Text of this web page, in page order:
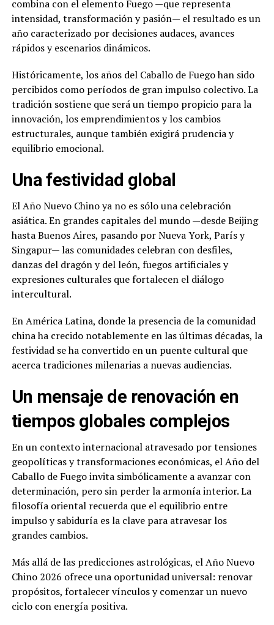
combina con el elemento Fuego —que representa
intensidad, transformación y pasión— el resultado es un
año caracterizado por decisiones audaces, avances
rápidos y escenarios dinámicos.
Históricamente, los años del Caballo de Fuego han sido
percibidos como períodos de gran impulso colectivo. La
tradición sostiene que será un tiempo propicio para la
innovación, los emprendimientos y los cambios
estructurales, aunque también exigirá prudencia y
equilibrio emocional.
Una festividad global
El Año Nuevo Chino ya no es sólo una celebración
asiática. En grandes capitales del mundo —desde Beijing
hasta Buenos Aires, pasando por Nueva York, París y
Singapur— las comunidades celebran con desfiles,
danzas del dragón y del león, fuegos artificiales y
expresiones culturales que fortalecen el diálogo
intercultural.
En América Latina, donde la presencia de la comunidad
china ha crecido notablemente en las últimas décadas, la
festividad se ha convertido en un puente cultural que
acerca tradiciones milenarias a nuevas audiencias.
Un mensaje de renovación en
tiempos globales complejos
En un contexto internacional atravesado por tensiones
geopolíticas y transformaciones económicas, el Año del
Caballo de Fuego invita simbólicamente a avanzar con
determinación, pero sin perder la armonía interior. La
filosofía oriental recuerda que el equilibrio entre
impulso y sabiduría es la clave para atravesar los
grandes cambios.
Más allá de las predicciones astrológicas, el Año Nuevo
Chino 2026 ofrece una oportunidad universal: renovar
propósitos, fortalecer vínculos y comenzar un nuevo
ciclo con energía positiva.